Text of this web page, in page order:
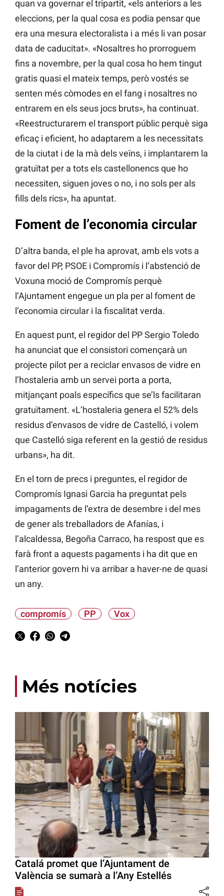
quan va governar el tripartit, «els anteriors a les
eleccions, per la qual cosa es podia pensar que
era una mesura electoralista i a més li van posar
data de caducitat». «Nosaltres ho prorroguem
fins a novembre, per la qual cosa ho hem tingut
gratis quasi el mateix temps, però vostés se
senten més còmodes en el fang i nosaltres no
entrarem en els seus jocs bruts», ha continuat.
«Reestructurarem el transport públic perquè siga
eficaç i eficient, ho adaptarem a les necessitats
de la ciutat i de la mà dels veïns, i implantarem la
gratuïtat per a tots els castellonencs que ho
necessiten, siguen joves o no, i no sols per als
fills dels rics», ha apuntat.
Foment de l’economia circular
D’altra banda, el ple ha aprovat, amb els vots a
favor del PP, PSOE i Compromís i l’abstenció de
Voxuna moció de Compromís perquè
l’Ajuntament engegue un pla per al foment de
l’economia circular i la fiscalitat verda.
En aquest punt, el regidor del PP Sergio Toledo
ha anunciat que el consistori començarà un
projecte pilot per a reciclar envasos de vidre en
l’hostaleria amb un servei porta a porta,
mitjançant poals específics que se’ls facilitaran
gratuïtament. «L’hostaleria genera el 52% dels
residus d’envasos de vidre de Castelló, i volem
que Castelló siga referent en la gestió de residus
urbans», ha dit.
En el torn de precs i preguntes, el regidor de
Compromís Ignasi Garcia ha preguntat pels
impagaments de l’extra de desembre i del mes
de gener als treballadors de Afanías, i
l’alcaldessa, Begoña Carraco, ha respost que es
farà front a aquests pagaments i ha dit que en
l’anterior govern hi va arribar a haver-ne de quasi
un any.
compromís PP Vox
Més notícies
Catalá promet que l’Ajuntament de
València se sumarà a l’Any Estellés